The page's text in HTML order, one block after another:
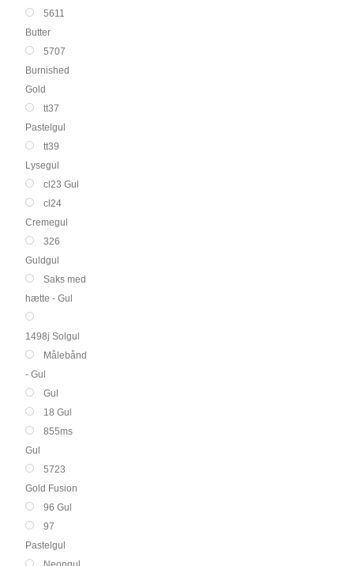
5611
Butter
5707
Burnished
Gold
tt37
Pastelgul
tt39
Lysegul
cl23 Gul
cl24
Cremegul
326
Guldgul
Saks med
hætte - Gul
1498j Solgul
Målebånd
- Gul
Gul
18 Gul
855ms
Gul
5723
Gold Fusion
96 Gul
97
Pastelgul
Neongul